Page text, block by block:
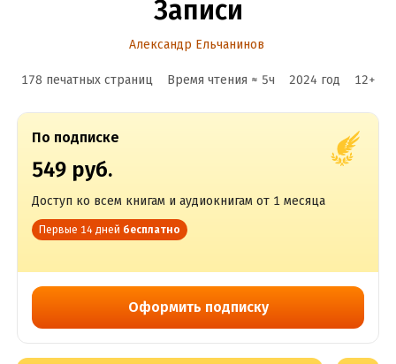
Записи
Александр Ельчанинов
178 печатных страниц Время чтения ≈ 5ч 2024 год 12+
По подписке
549 руб.
Доступ ко всем книгам и аудиокнигам от 1 месяца
Первые 14 дней бесплатно
Оформить подписку